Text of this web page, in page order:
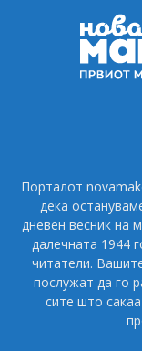
Порталот
дека
дневен весник на
далечната 1944
читатели.
послужат да го
сите што